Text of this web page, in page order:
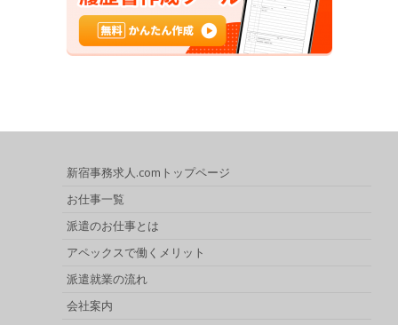
新宿事務求人.comトップページ
お仕事一覧
派遣のお仕事とは
アペックスで働くメリット
派遣就業の流れ
会社案内